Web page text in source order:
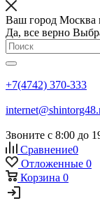
Ваш город Москва
Да, все верно
+7(4742) 370-333
Звоните с 8:00 до
Сравнение0
Отложенные 0
Корзина 0